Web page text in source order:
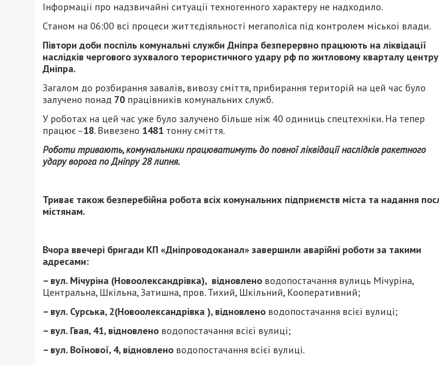
Інформації про надзвичайні ситуації техногенного характеру не надходило.
Станом на 06:00 всі процеси життєдіяльності мегаполіса під контролем міської влади.
Півтори доби поспіль комунальні служби Дніпра безперервно працюють на ліквідації
наслідків чергового зухвалого терористичного удару рф по житловому кварталу центру
Дніпра.
Загалом до розбирання завалів, вивозу сміття, прибирання територій на цей час було
залучено понад 70 працівників комунальних служб.
У роботах на цей час уже було залучено більше ніж 40 одиниць спецтехніки. На тепер
працює –18. Вивезено 1481 тонну сміття.
Роботи тривають, комунальники працюватимуть до повної ліквідації наслідків ракетного
удару ворога по Дніпру 28 липня.
Триває також безперебійна робота всіх комунальних підприємств міста та надання
містянам.
Вчора ввечері бригади КП «Дніпроводоканал» завершили аварійні роботи за такими
адресами:
– вул. Мічуріна (Новоолександрівка), відновлено водопостачання вулиць Мічуріна,
Центральна, Шкільна, Затишна, пров. Тихий, Шкільний, Кооперативний;
– вул. Сурська, 2(Новоолександрівка ), відновлено водопостачання всієї вулиці;
– вул. Гвая, 41, відновлено водопостачання всієї вулиці;
– вул. Воїнової, 4, відновлено водопостачання всієї вулиці.